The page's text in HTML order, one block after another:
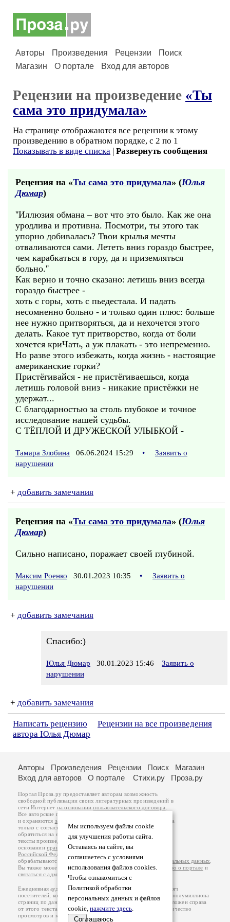
Авторы Произведения Рецензии
Поиск
Магазин
О портале Вход для авторов
Рецензии на произведение «Ты
сама это придумала»
На странице отображаются все рецензии к этому
произведению в обратном порядке, с 2 по 1
Показывать в виде списка | Развернуть сообщения
Рецензия на «Ты сама это придумала» (Юлья
Дюмар)
''Иллюзия обмана – вот что это было. Как же она
уродлива и противна. Посмотри, ты этого так
упорно добивалась? Твои крылья мечты
отваливаются сами. Лететь вниз гораздо быстрее,
чем карабкаться в гору, да и приземляться
больно.''
Как верно и точно сказано: летишь вниз всегда
гораздо быстрее -
хоть с горы, хоть с пьедестала. И падать
несомненно больно - и только один плюс: больше
нее нужно притворяться, да и нехочется этого
делать. Какое тут притворство, когда от боли
хочется криЧать, а уж плакать - это непременно.
Но разве этого избежать, когда жизнь - настоящие
американские горки?
Пристёгивайся - не пристёгиваешься, когда
летишь головой вниз - никакие пристёжки не
удержат...
С благодарностью за столь глубокое и точное
исследование нашей судьбы.
С ТЁПЛОЙ И ДРУЖЕСКОЙ УЛЫБКОЙ -
Тамара Злобина 06.06.2024 15:29 •
Заявить о
нарушении
+ добавить замечания
Рецензия на «Ты сама это придумала» (Юлья
Дюмар)
Сильно написано, поражает своей глубиной.
Максим Роенко 30.01.2023 10:35 •
Заявить о
нарушении
+ добавить замечания
Спасибо:)
Юлья Дюмар 30.01.2023 15:46
Заявить о
нарушении
+ добавить замечания
Написать рецензию
Рецензии на все произведения
автора Юлья Дюмар
Мы используем файлы cookie
для улучшения работы сайта.
Оставаясь на сайте, вы
соглашаетесь с условиями
использования файлов cookies.
Чтобы ознакомиться с
Политикой обработки
персональных данных и файлов
cookie, нажмите здесь.
Соглашаюсь
Авторы Произведения Рецензии Поиск
Магазин
Вход для авторов
О портале Стихи.ру Проза.ру
Портал Проза.ру предоставляет авторам возможность
свободной публикации своих литературных произведений в
сети Интернет на основаниипользовательского договора
Все авторские права на произведения принадлежат авторам
и охраняются законом
. Перепечатка произведений возможна
только с согласия его автора, к которому вы можете
обратиться на его авторской странице. Ответственность за
тексты произведений авторы несут самостоятельно на
основанииправил публикацииизаконодательства
Российской Федерации
обрабатываются на основанииПолитики обработки персональных данных
Вы также можете посмотреть более подробнуюинформацию о портале и
связаться с администрацией
Ежедневная аудитория портала Проза.ру – порядка 100 тысяч
посетителей, которые в общей сумме просматривают более полумиллиона
страниц по данным счетчика посещаемости, который расположен справа
от этого текста. В каждой графе указано по две цифры: количество
просмотров и количество посетителей.